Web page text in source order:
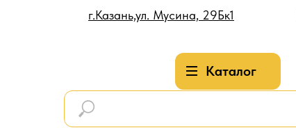
г.Казань,ул. Мусина, 29Бк1
Каталог